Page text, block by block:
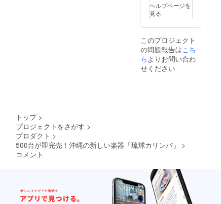
ヘルプページを
見る
このプロジェクト
の問題報告はこち
ら よりお問い合わ
せください
トップ >
プロジェクトをさがす >
プロダクト >
500台が即完売！沖縄の新しい楽器「琉球カリンバ」
>
コメント